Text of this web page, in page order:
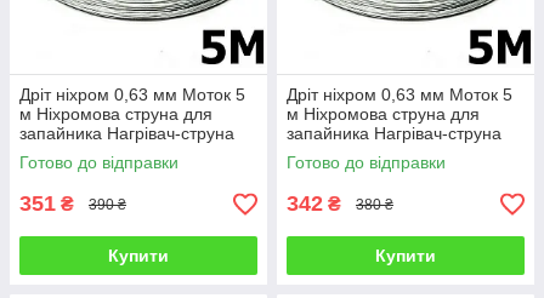
Дріт ніхром 0,63 мм Моток 5
м Ніхромова струна для
запайника Нагрівач-струна
Дроту х20н80
Готово до відправки
351 ₴ 390 ₴
Купити
Дріт ніхром 0,63 мм Моток 5
м Ніхромова струна для
запайника Нагрівач-струна
Дроту х20н80
Готово до відправки
342 ₴ 380 ₴
Купити